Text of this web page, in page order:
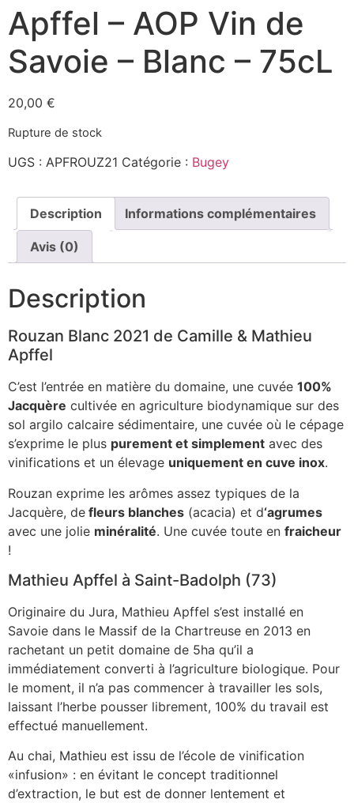
Apffel – AOP Vin de
Savoie – Blanc – 75cL
20,00 €
Rupture de stock
UGS : APFROUZ21 Catégorie : Bugey
Description Informations complémentaires
Avis (0)
Description
Rouzan Blanc 2021 de Camille & Mathieu
Apffel
C’est l’entrée en matière du domaine, une cuvée 100%
Jacquère cultivée en agriculture biodynamique sur des
sol argilo calcaire sédimentaire, une cuvée où le cépage
s’exprime le plus purement et simplement avec des
vinifications et un élevage uniquement en cuve inox.
Rouzan exprime les arômes assez typiques de la
Jacquère, de fleurs blanches (acacia) et d‘agrumes
avec une jolie minéralité. Une cuvée toute en fraicheur
!
Mathieu Apffel à Saint-Badolph (73)
Originaire du Jura, Mathieu Apffel s’est installé en
Savoie dans le Massif de la Chartreuse en 2013 en
rachetant un petit domaine de 5ha qu’il a
immédiatement converti à l’agriculture biologique. Pour
le moment, il n’a pas commencer à travailler les sols,
laissant l’herbe pousser librement, 100% du travail est
effectué manuellement.
Au chai, Mathieu est issu de l’école de vinification
«infusion» : en évitant le concept traditionnel
d’extraction, le but est de donner lentement et